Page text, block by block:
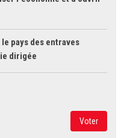
pays des entraves
dirigée
Voter